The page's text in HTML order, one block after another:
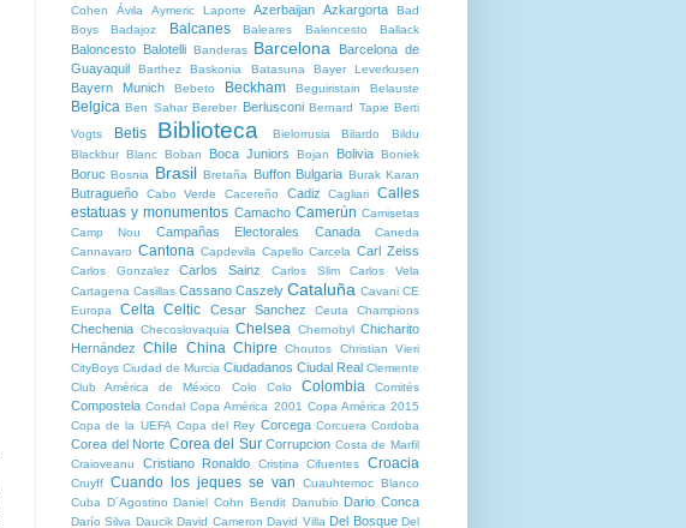
Cohen
Ávila Aymeric Laporte Azerbaijan Azkargorta
Bad
Boys
Badajoz Balcanes Baleares Balencesto Ballack
Baloncesto Balotelli Banderas Barcelona
Barcelona de
Guayaquil
Barthez Baskonia Batasuna Bayer Leverkusen
Bayern Munich Bebeto Beckham Beguiristain Belauste
Belgica Ben Sahar Bereber Berlusconi Bernard Tapie Berti
Vogts
Betis Biblioteca Bielorrusia Bilardo
Bildu
Blackbur Blanc Boban Boca Juniors Bojan Bolivia Boniek
Boruc Bosnia Brasil Bretaña Buffon Bulgaria Burak Karan
Butragueño Cabo Verde Cacereño Cadiz Cagliari
Calles
estatuas y monumentos Camacho Camerún Camisetas
Camp Nou
Campañas Electorales Canada
Caneda
Cannavaro Cantona Capdevila Capello Carcela Carl Zeiss
Carlos Gonzalez Carlos Sainz Carlos Slim
Carlos Vela
Cartagena Casillas Cassano Caszely Cataluña Cavani CE
Europa
Celta Celtic Cesar Sanchez Ceuta Champions
Chechenia Checoslovaquia Chelsea Chernobyl Chicharito
Hernández
Chile China Chipre Choutos
Christian Vieri
CityBoys Ciudad de Murcia Ciudadanos Ciudal Real Clemente
Club América de México
Colo Colo Colombia Comités
Compostela Condal Copa América 2001 Copa América 2015
Copa de la UEFA Copa del Rey Corcega Corcuera Cordoba
Corea del Norte Corea del Sur Corrupcion Costa de Marfil
Craioveanu
Cristiano Ronaldo Cristina Cifuentes Croacia
Cruyff Cuando los jeques se van
Cuauhtemoc Blanco
Cuba D´Agostino Daniel Cohn Bendit Danubio Dario Conca
Darío Silva Daucik David Cameron David Villa Del Bosque Del